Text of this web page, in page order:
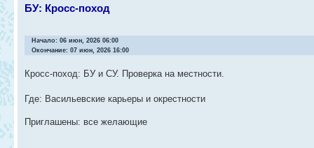
БУ: Кросс-поход
Начало: 06 июн, 2026 06:00
Окончание: 07 июн, 2026 16:00
Кросс-поход: БУ и СУ. Проверка на местности.
Где: Васильевские карьеры и окрестности
Приглашены: все желающие